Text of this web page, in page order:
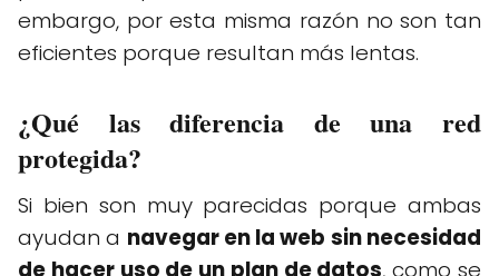
embargo, por esta misma razón no son tan
eficientes porque resultan más lentas.
¿Qué las diferencia de una red
protegida?
Si bien son muy parecidas porque ambas
ayudan a navegar en la web sin necesidad
de hacer uso de un plan de datos, como se